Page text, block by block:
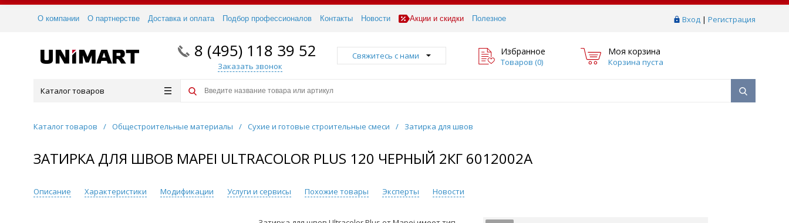
Вход | Регистрация
О компании О партнерстве Доставка и оплата Подбор профессионалов Контакты Новости Акции и скидки Полезное
8 (495) 118 39 52
Заказать звонок
Свяжитесь с нами Избранное
Товаров (0)
Моя корзина
Корзина пуста
Каталог товаров
Каталог товаров / Общестроительные материалы / Сухие и готовые строительные смеси / Затирка для швов
ЗАТИРКА ДЛЯ ШВОВ MAPEI ULTRACOLOR PLUS 120 ЧЕРНЫЙ 2КГ 6012002A
Описание Характеристики Модификации Услуги и сервисы Похожие товары Эксперты Новости